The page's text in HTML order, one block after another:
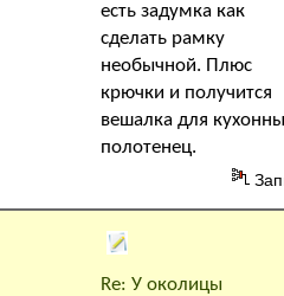
есть задумка как
сделать рамку
необычной. Плюс
крючки и получится
вешалка для
полотенец.
Re: У околицы